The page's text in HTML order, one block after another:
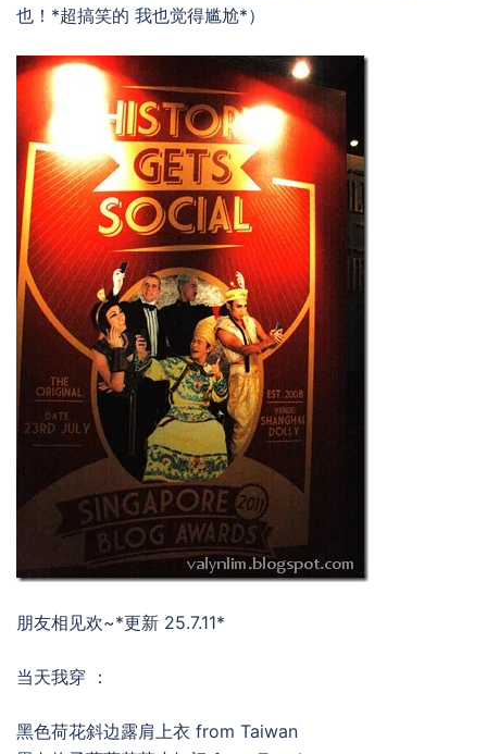
也！*超搞笑的 我也觉得尴尬*）
朋友相见欢~*更新 25.7.11*
当天我穿 ：
黑色荷花斜边露肩上衣 from Taiwan